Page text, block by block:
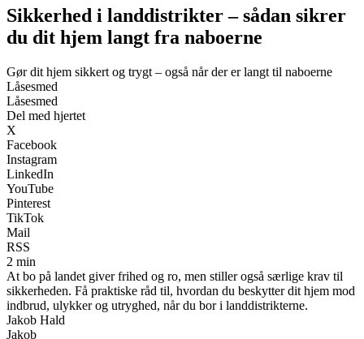
Sikkerhed i landdistrikter – sådan sikrer
du dit hjem langt fra naboerne
Gør dit hjem sikkert og trygt – også når der er langt til naboerne
Låsesmed
Låsesmed
Del med hjertet
X
Facebook
Instagram
LinkedIn
YouTube
Pinterest
TikTok
Mail
RSS
2 min
At bo på landet giver frihed og ro, men stiller også særlige krav til
sikkerheden. Få praktiske råd til, hvordan du beskytter dit hjem mod
indbrud, ulykker og utryghed, når du bor i landdistrikterne.
Jakob Hald
Jakob